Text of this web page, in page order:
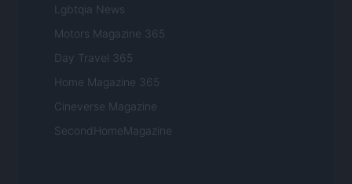
Lgbtqia News
Motors Magazine 365
Day Travel 365
Home Magazine 365
Cineverse Magazine
SecondHomeMagazine